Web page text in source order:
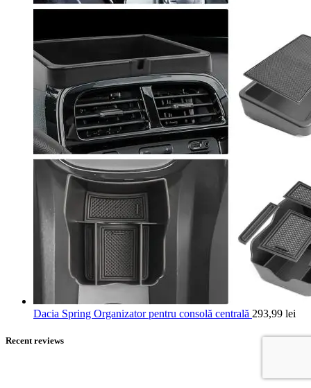
Dacia Spring Organizator pentru consolă centrală 293,99 lei
Recent reviews